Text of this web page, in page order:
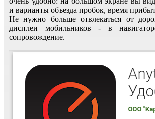
и варианты объезда пробок, время
Не нужно больше отвлекаться от
дисплеи мобильников - в
сопровождение.